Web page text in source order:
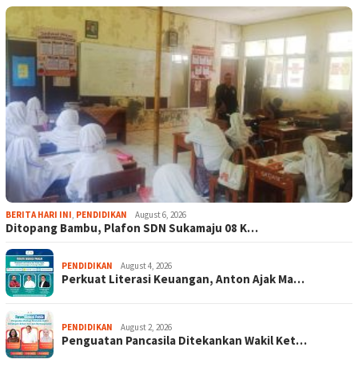
BERITA HARI INI, PENDIDIKAN August 6, 2026
Ditopang Bambu, Plafon SDN Sukamaju 08 K…
PENDIDIKAN August 4, 2026
Perkuat Literasi Keuangan, Anton Ajak Ma…
PENDIDIKAN August 2, 2026
Penguatan Pancasila Ditekankan Wakil Ket…